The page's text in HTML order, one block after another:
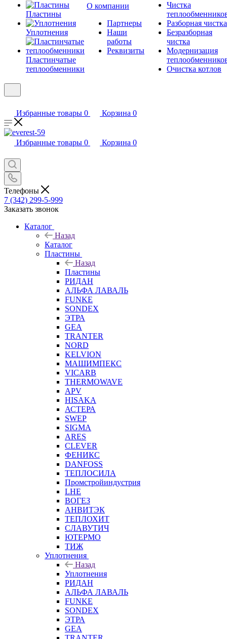
Пластины
Уплотнения
Пластинчатые
теплообменники
О компании
Партнеры
Наши
работы
Реквизиты
Чистка
Разборная чистка
Безразборная
чистка
Модернизация
Очистка котлов
Избранные товары 0 Корзина 0
Избранные товары 0 Корзина 0
Телефоны
7 (342) 299-5-999
Заказать звонок
Каталог
Назад
Каталог
Пластины
Назад
Пластины
РИДАН
АЛЬФА ЛАВАЛЬ
FUNKE
SONDEX
ЭТРА
GEA
TRANTER
NORD
KELVION
МАШИМПЕКС
VICARB
THERMOWAVE
APV
HISAKA
АСТЕРА
SWEP
SIGMA
ARES
CLEVER
ФЕНИКС
DANFOSS
ТЕПЛОСИЛА
Промстройиндустрия
LHE
ВОГЕЗ
АНВИТЭК
ТЕПЛОХИТ
СЛАВУТИЧ
ЮТЕРМО
ТИЖ
Уплотнения
Назад
Уплотнения
РИДАН
АЛЬФА ЛАВАЛЬ
FUNKE
SONDEX
ЭТРА
GEA